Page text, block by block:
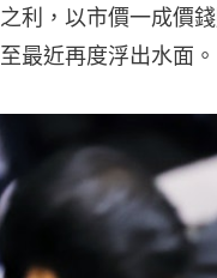
之利，以市價一成價
至最近再度浮出水面。